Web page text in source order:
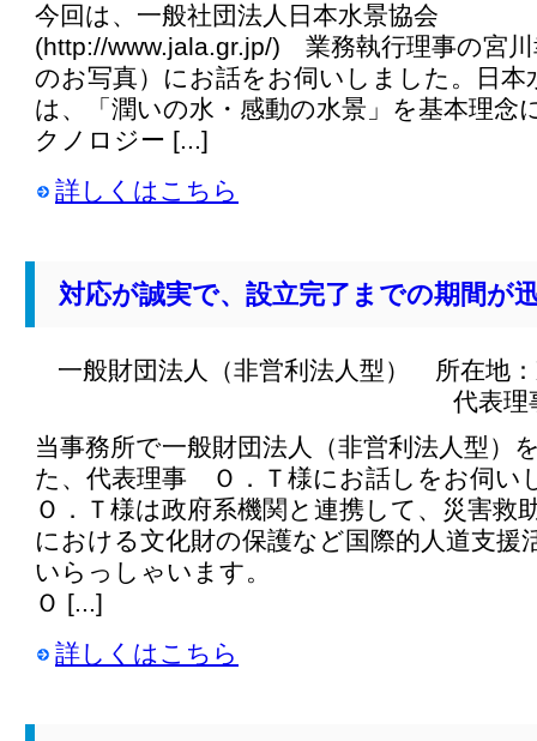
今回は、一般社団法人日本水景協会
(http://www.jala.gr.jp/) 業務執行理事の宮
のお写真）にお話をお伺いしました。日本
は、「潤いの水・感動の水景」を基本理念
クノロジー [...]
詳しくはこちら
対応が誠実で、設立完了までの期間が
一般財団法人（非営利法人型） 所在地
代表
当事務所で一般財団法人（非営利法人型）
た、代表理事 Ｏ．Ｔ様にお話しをお伺い
Ｏ．Ｔ様は政府系機関と連携して、災害救
における文化財の保護など国際的人道支援
いらっしゃいます。
Ｏ [...]
詳しくはこちら